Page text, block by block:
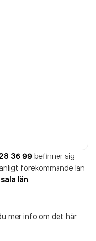
36 99 befinner sig
förekommande län
län.
mer info om det här